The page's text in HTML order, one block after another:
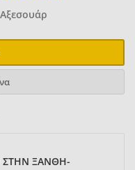
ΣΤΗΝ ΞΑΝΘΗ-